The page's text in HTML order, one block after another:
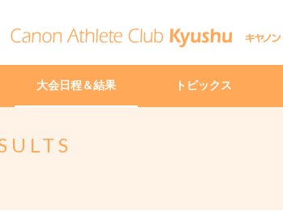
大会日程＆結果 トピックス